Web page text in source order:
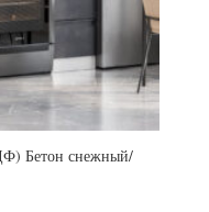
Бетон снежный/